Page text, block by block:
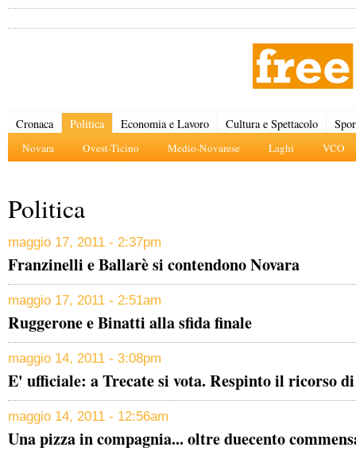
Cronaca Politica
Novara Ovest-Ticino Medio-Novarese Laghi VCO
Economia e Lavoro Cultura e Spettacolo
Politica
maggio 17, 2011 - 2:37pm
Franzinelli e Ballarè si contendono Novara
maggio 17, 2011 - 2:51am
Ruggerone e Binatti alla sfida finale
maggio 14, 2011 - 3:08pm
E' ufficiale: a Trecate si vota. Respinto il ricorso
maggio 14, 2011 - 12:56am
Una pizza in compagnia... oltre duecento